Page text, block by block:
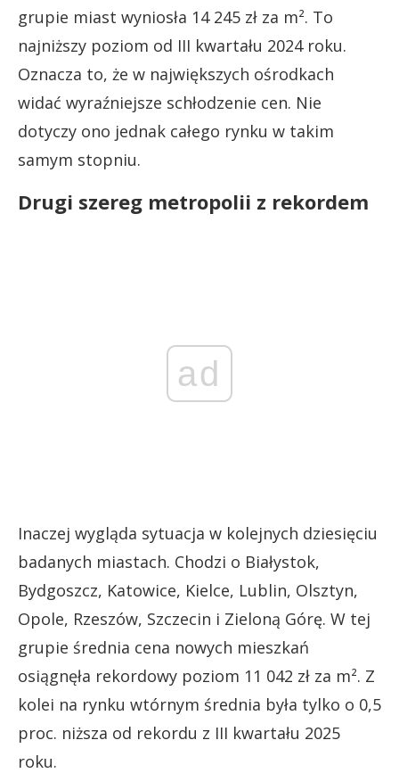
grupie miast wyniosła 14 245 zł za m². To
najniższy poziom od III kwartału 2024 roku.
Oznacza to, że w największych ośrodkach
widać wyraźniejsze schłodzenie cen. Nie
dotyczy ono jednak całego rynku w takim
samym stopniu.
Drugi szereg metropolii z rekordem
ad
Inaczej wygląda sytuacja w kolejnych dziesięciu
badanych miastach. Chodzi o Białystok,
Bydgoszcz, Katowice, Kielce, Lublin, Olsztyn,
Opole, Rzeszów, Szczecin i Zieloną Górę. W tej
grupie średnia cena nowych mieszkań
osiągnęła rekordowy poziom 11 042 zł za m². Z
kolei na rynku wtórnym średnia była tylko o 0,5
proc. niższa od rekordu z III kwartału 2025
roku.